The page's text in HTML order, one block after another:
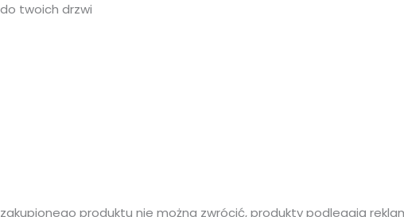
twoich drzwi
produktu nie można zwrócić, produkty podlegają